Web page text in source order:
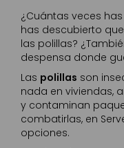
¿Cuántas veces
has descubierto
las polillas?
despensa donde
Las polillas son
nada en viviendas,
y contaminan
combatirlas, en
opciones.